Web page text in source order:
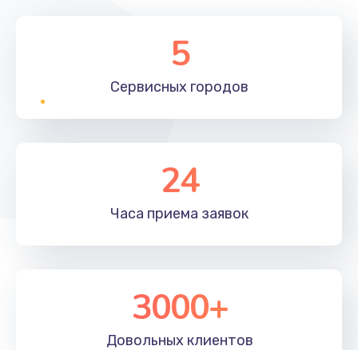
5
Сервисных городов
24
Часа приема заявок
3000+
Довольных клиентов